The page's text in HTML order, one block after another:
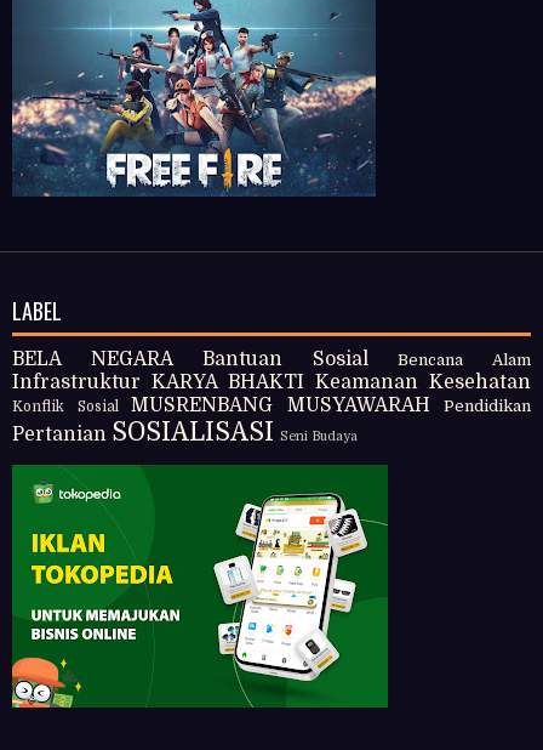
LABEL
BELA NEGARA Bantuan Sosial Bencana Alam
Infrastruktur KARYA BHAKTI Keamanan Kesehatan
Konflik Sosial MUSRENBANG MUSYAWARAH Pendidikan
Pertanian SOSIALISASI Seni Budaya